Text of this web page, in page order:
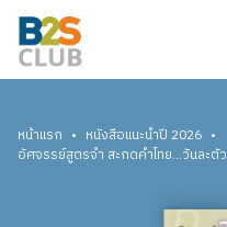
หน้าแรก • หนังสือแนะนำปี 2026 •
อัศจรรย์สูตรจำ สะกดคำไทย...วันละตัว